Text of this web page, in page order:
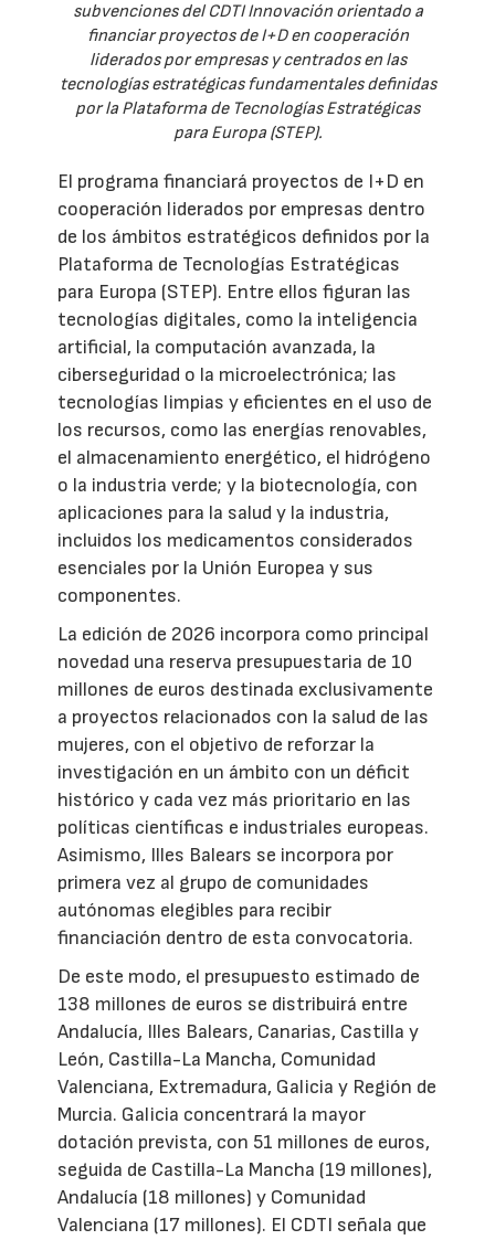
subvenciones del CDTI Innovación orientado a
financiar proyectos de I+D en cooperación
liderados por empresas y centrados en las
tecnologías estratégicas fundamentales definidas
por la Plataforma de Tecnologías Estratégicas
para Europa (STEP).
El programa financiará proyectos de I+D en
cooperación liderados por empresas dentro
de los ámbitos estratégicos definidos por la
Plataforma de Tecnologías Estratégicas
para Europa (STEP). Entre ellos figuran las
tecnologías digitales, como la inteligencia
artificial, la computación avanzada, la
ciberseguridad o la microelectrónica; las
tecnologías limpias y eficientes en el uso de
los recursos, como las energías renovables,
el almacenamiento energético, el hidrógeno
o la industria verde; y la biotecnología, con
aplicaciones para la salud y la industria,
incluidos los medicamentos considerados
esenciales por la Unión Europea y sus
componentes.
La edición de 2026 incorpora como principal
novedad una reserva presupuestaria de 10
millones de euros destinada exclusivamente
a proyectos relacionados con la salud de las
mujeres, con el objetivo de reforzar la
investigación en un ámbito con un déficit
histórico y cada vez más prioritario en las
políticas científicas e industriales europeas.
Asimismo, Illes Balears se incorpora por
primera vez al grupo de comunidades
autónomas elegibles para recibir
financiación dentro de esta convocatoria.
De este modo, el presupuesto estimado de
138 millones de euros se distribuirá entre
Andalucía, Illes Balears, Canarias, Castilla y
León, Castilla-La Mancha, Comunidad
Valenciana, Extremadura, Galicia y Región de
Murcia. Galicia concentrará la mayor
dotación prevista, con 51 millones de euros,
seguida de Castilla-La Mancha (19 millones),
Andalucía (18 millones) y Comunidad
Valenciana (17 millones). El CDTI señala que